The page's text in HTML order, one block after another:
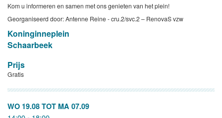
Kom u informeren en samen met ons genieten van het plein!
Georganiseerd door: Antenne Reine - cru.2/svc.2 – RenovaS vzw
Koninginneplein
Schaarbeek
Prijs
Gratis
WO 19.08 TOT MA 07.09